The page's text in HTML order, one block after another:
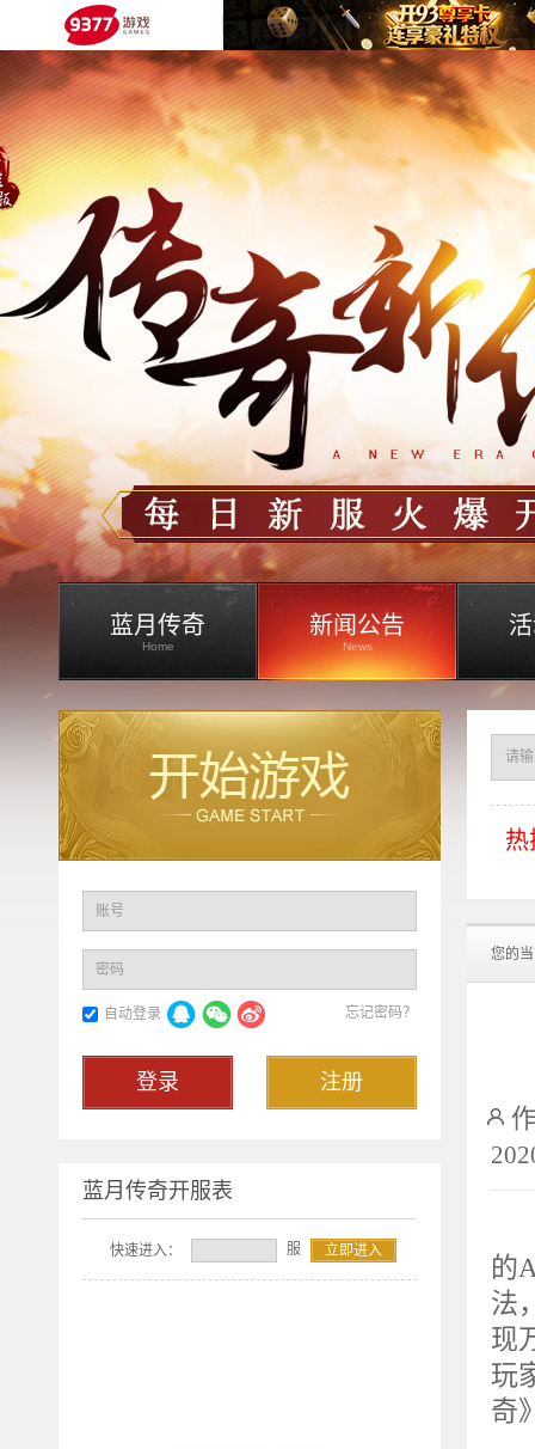
蓝月传奇
Home
新闻公告
News
热
您的
的
法
现
玩
奇
账号
密码
忘记密码？
自动登录
注册
登录
蓝月传奇开服表
快速进入： 服 立即进入